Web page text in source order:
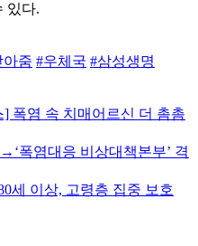
있다.
아줌 #우체국 #삼성생명
폭염 속 치매어르신 더 촘촘
폭염대응 비상대책본부’ 격
세 이상, 고령층 집중 보호